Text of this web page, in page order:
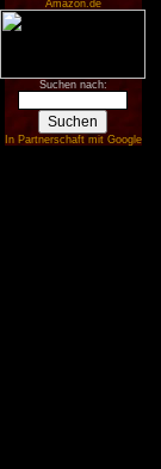
Amazon.de
Suchen nach:
In Partnerschaft mit Google